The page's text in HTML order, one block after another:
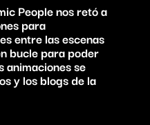
People nos retó a
para
entre las escenas
bucle para poder
animaciones se
y los blogs de la